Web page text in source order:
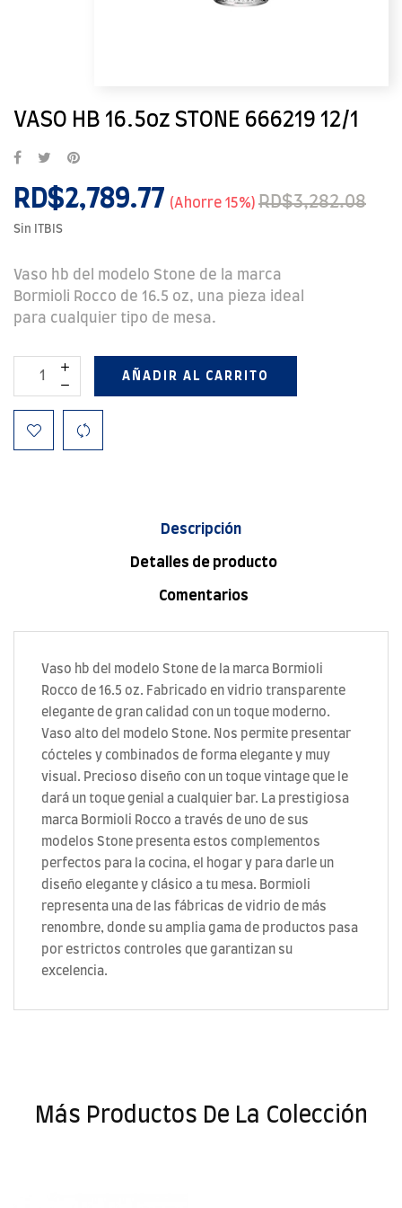
VASO HB 16.5oz STONE 666219 12/1
RD$2,789.77 Ahorre 15% RD$3,282.08
Sin ITBIS
Vaso hb del modelo Stone de la marca
Bormioli Rocco de 16.5 oz, una pieza ideal
para cualquier tipo de mesa.
AÑADIR AL CARRITO
Descripción
Detalles de producto
Comentarios
Vaso hb del modelo Stone de la marca Bormioli
Rocco de 16.5 oz. Fabricado en vidrio transparente
elegante de gran calidad con un toque moderno.
Vaso alto del modelo Stone. Nos permite presentar
cócteles y combinados de forma elegante y muy
visual. Precioso diseño con un toque vintage que le
dará un toque genial a cualquier bar. La prestigiosa
marca Bormioli Rocco a través de uno de sus
modelos Stone presenta estos complementos
perfectos para la cocina, el hogar y para darle un
diseño elegante y clásico a tu mesa. Bormioli
representa una de las fábricas de vidrio de más
renombre, donde su amplia gama de productos pasa
por estrictos controles que garantizan su
excelencia.
Más Productos De La Colección